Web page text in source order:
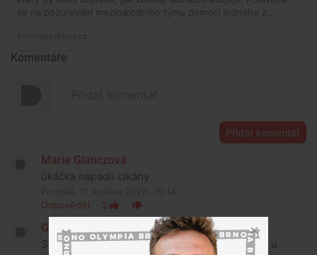
Komentáře
Přidat komentář
Marie Glanczová
úkáčka napadli cikány
Odpovědět
2
Graziel Morgurth
Sarančata okradla saranče, tak jak jsou zvyklá u